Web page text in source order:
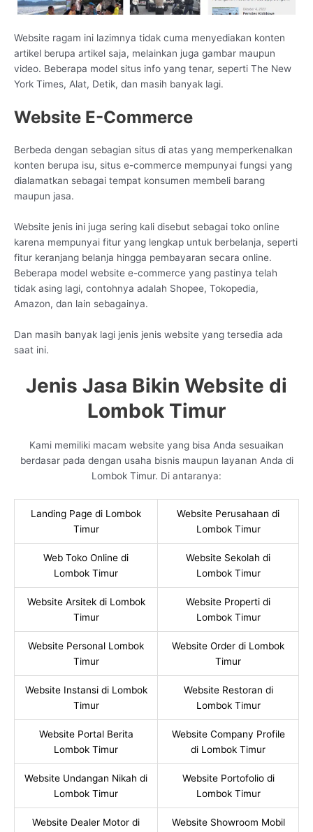
Website ragam ini lazimnya tidak cuma menyediakan konten
artikel berupa artikel saja, melainkan juga gambar maupun
video. Beberapa model situs info yang tenar, seperti The New
York Times, Alat, Detik, dan masih banyak lagi.
Website E-Commerce
Berbeda dengan sebagian situs di atas yang memperkenalkan
konten berupa isu, situs e-commerce mempunyai fungsi yang
dialamatkan sebagai tempat konsumen membeli barang
maupun jasa.
Website jenis ini juga sering kali disebut sebagai toko online
karena mempunyai fitur yang lengkap untuk berbelanja, seperti
fitur keranjang belanja hingga pembayaran secara online.
Beberapa model website e-commerce yang pastinya telah
tidak asing lagi, contohnya adalah Shopee, Tokopedia,
Amazon, dan lain sebagainya.
Dan masih banyak lagi jenis jenis website yang tersedia ada
saat ini.
Jenis Jasa Bikin Website di
Lombok Timur
Kami memiliki macam website yang bisa Anda sesuaikan
berdasar pada dengan usaha bisnis maupun layanan Anda di
Lombok Timur. Di antaranya:
Landing Page di Lombok
Timur
Website Perusahaan di
Lombok Timur
Web Toko Online di
Lombok Timur
Website Sekolah di
Lombok Timur
Website Arsitek di Lombok
Timur
Website Properti di
Lombok Timur
Website Personal Lombok
Timur
Website Order di Lombok
Timur
Website Instansi di Lombok
Timur
Website Restoran di
Lombok Timur
Website Portal Berita
Lombok Timur
Website Company Profile
di Lombok Timur
Website Undangan Nikah di
Lombok Timur
Website Portofolio di
Lombok Timur
Website Dealer Motor di
Website Showroom Mobil